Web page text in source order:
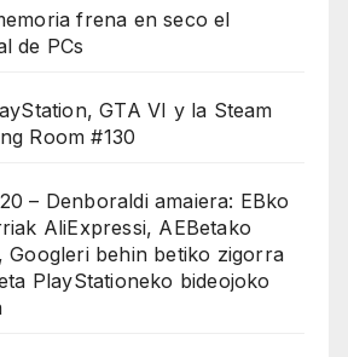
frena en seco el
de PCs
GTA VI y la Steam
Room #130
– Denboraldi amaiera: EBko
AliExpressi, AEBetako
behin betiko zigorra
PlayStationeko bideojoko